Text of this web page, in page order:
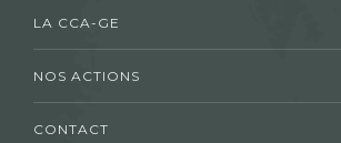
LA CCA-GE
NOS ACTIONS
CONTACT